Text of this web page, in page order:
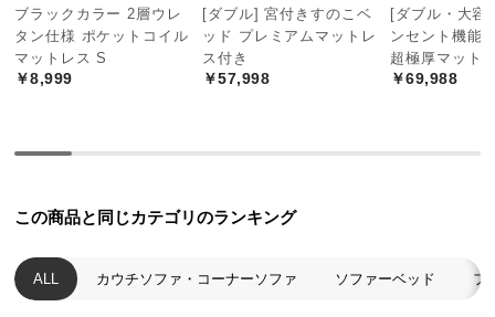
型
商
品
の
い
ブラックカラー 2層ウレ
タン仕様 ポケットコイル
マットレス S
￥8,999
[ダブル] 宮付きすのこベ
ッド プレミアムマットレ
ス付き
￥57,998
[ダブル・大容
ンセント機能
超極厚マット
￥69,988
この商品と同じカテゴリのランキング
ALL カウチソファ・コーナーソファ ソファーベッド フ